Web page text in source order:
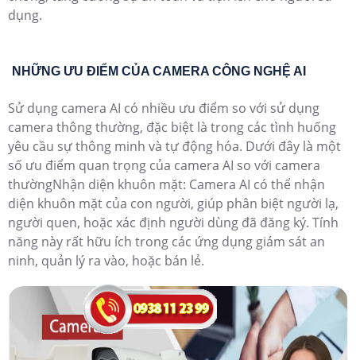
dụng.
NHỮNG ƯU ĐIỂM CỦA CAMERA CÔNG NGHỆ AI
Sử dụng camera AI có nhiều ưu điểm so với sử dụng
camera thông thường, đặc biệt là trong các tình huống
yêu cầu sự thông minh và tự động hóa. Dưới đây là một
số ưu điểm quan trọng của camera AI so với camera
thườngNhận diện khuôn mặt: Camera AI có thể nhận
diện khuôn mặt của con người, giúp phân biệt người lạ,
người quen, hoặc xác định người dùng đã đăng ký. Tính
năng này rất hữu ích trong các ứng dụng giám sát an
ninh, quản lý ra vào, hoặc bán lẻ.